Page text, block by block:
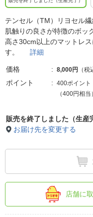
テンセル（TM）リヨセル
肌触りの良さが特徴のボッ
高さ30cm以上のマットレ
す。 詳細
価格 8,000円 （税
ポイント 400ポイント
（400円相当）
販売を終了しました（生産
お届け先を変更する
店舗に